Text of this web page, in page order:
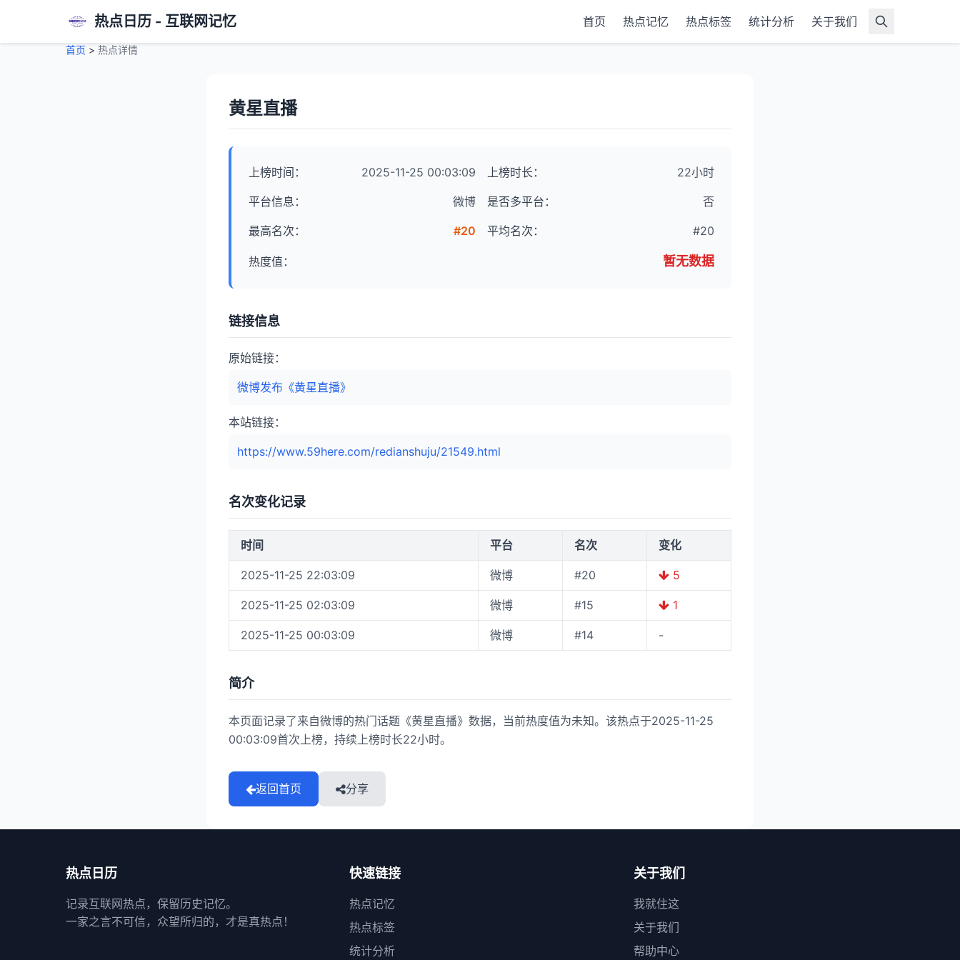
热点日历 - 互联网记忆 首页 热点记忆 热点标签 统计分析 关于我们
首页 > 热点详情
黄星直播
上榜时间： 2025-11-25 00:03:09 上榜时长： 22小时
平台信息： 微博 是否多平台： 否
最高名次： #20 平均名次： #20
热度值： 暂无数据
链接信息
原始链接：
微博发布《黄星直播》
本站链接：
https://www.59here.com/redianshuju/21549.html
名次变化记录
时间 平台 名次 变化
2025-11-25 22:03:09 微博 #20 5
2025-11-25 02:03:09 微博 #15 1
2025-11-25 00:03:09 微博 #14 -
简介
本页面记录了来自微博的热门话题《黄星直播》数据，当前热度值为未知。该热点于2025-11-25
00:03:09首次上榜，持续上榜时长22小时。
返回首页 分享
热点日历
记录互联网热点，保留历史记忆。
一家之言不可信，众望所归的，才是真热点！
快速链接
热点记忆
热点标签
统计分析
关于我们
我就住这
关于我们
帮助中心